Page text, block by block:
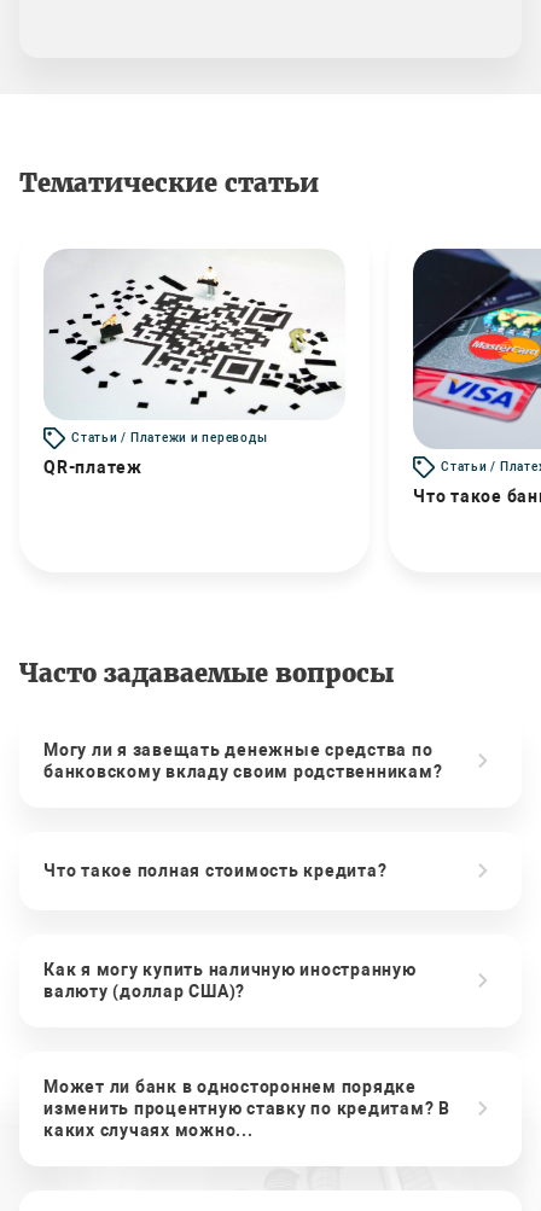
Тематические статьи
Статьи / Платежи и переводы
QR-платеж Статьи /
Что такое
Часто задаваемые вопросы
Могу ли я завещать денежные средства по
банковскому вкладу своим родственникам?
Что такое полная стоимость кредита?
Как я могу купить наличную иностранную
валюту (доллар США)?
Может ли банк в одностороннем порядке
изменить процентную ставку по кредитам? В
каких случаях можно...